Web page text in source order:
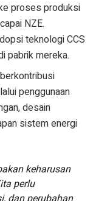
proses produksi
NZE.
teknologi CCS
pabrik mereka.
penggunaan
desain
sistem energi
keharusan
perlu